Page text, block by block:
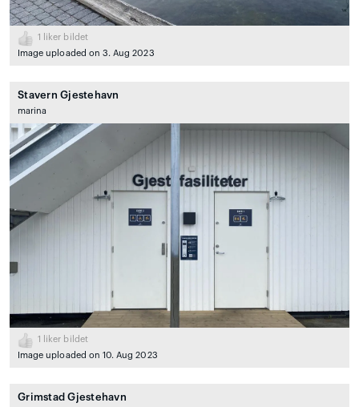
1
liker bildet
Image uploaded on 3. Aug 2023
Stavern Gjestehavn
marina
1
liker bildet
Image uploaded on 10. Aug 2023
Grimstad Gjestehavn